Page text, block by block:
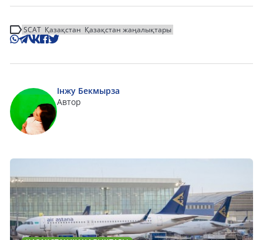
SCAT Қазақстан Қазақстан жаңалықтары
Інжу Бекмырза
Автор